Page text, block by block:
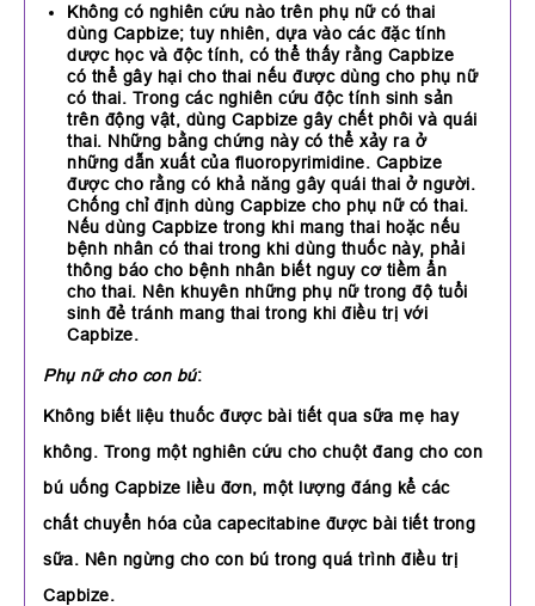
Không có nghiên cứu nào trên phụ nữ có thai
dùng Capbize; tuy nhiên, dựa vào các đặc tính
dược học và độc tính, có thể thấy rằng Capbize
có thể gây hại cho thai nếu được dùng cho phụ nữ
có thai. Trong các nghiên cứu độc tính sinh sản
trên động vật, dùng Capbize gây chết phôi và quái
thai. Những bằng chứng này có thể xảy ra ở
những dẫn xuất của fluoropyrimidine. Capbize
được cho rằng có khả năng gây quái thai ở người.
Chống chỉ định dùng Capbize cho phụ nữ có thai.
Nếu dùng Capbize trong khi mang thai hoặc nếu
bệnh nhân có thai trong khi dùng thuốc này, phải
thông báo cho bệnh nhân biết nguy cơ tiềm ẩn
cho thai. Nên khuyên những phụ nữ trong độ tuổi
sinh đẻ tránh mang thai trong khi điều trị với
Capbize.
Phụ nữ cho con bú:
Không biết liệu thuốc được bài tiết qua sữa mẹ hay
không. Trong một nghiên cứu cho chuột đang cho con
bú uống Capbize liều đơn, một lượng đáng kể các
chất chuyển hóa của capecitabine được bài tiết trong
sữa. Nên ngừng cho con bú trong quá trình điều trị
Capbize.